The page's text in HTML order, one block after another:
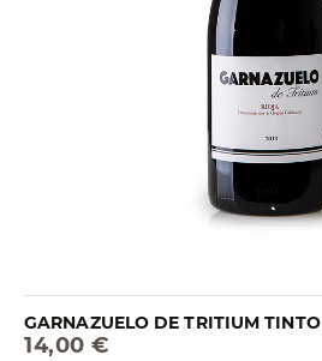
GARNAZUELO DE TRITIUM TINTO
14,00 €